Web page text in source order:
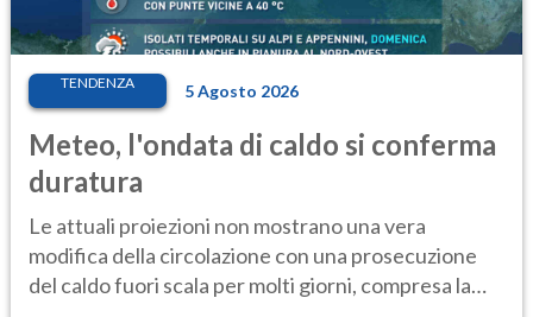
TENDENZA 5 Agosto 2026
Meteo, l'ondata di caldo si conferma
duratura
Le attuali proiezioni non mostrano una vera
modifica della circolazione con una prosecuzione
del caldo fuori scala per molti giorni, compresa la